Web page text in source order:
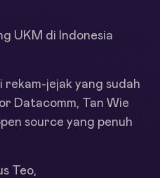
UKM di Indonesia
rekam-jejak yang sudah
Datacomm, Tan Wie
source yang penuh
Teo,